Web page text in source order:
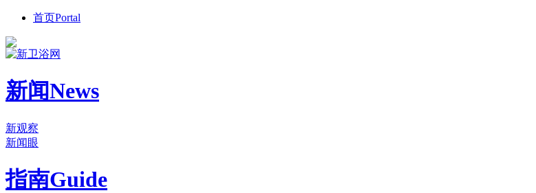
首页Portal
新闻News
新观察
新闻眼
指南Guide